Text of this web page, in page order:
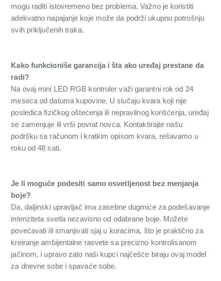
mogu raditi istovremeno bez problema. Važno je koristiti
adekvatno napajanje koje može da podrži ukupnu potrošnju
svih priključenih traka.
Kako funkcioniše garancija i šta ako uređaj prestane da
radi?
Na ovaj mini LED RGB kontroler važi garantni rok od 24
meseca od datuma kupovine. U slučaju kvara koji nije
posledica fizičkog oštećenja ili nepravilnog korišćenja, uređaj
se zamenjuje ili vrši povrat novca. Kontaktirajte našu
podršku sa računom i kratkim opisom kvara, rešavamo u
roku od 48 sati.
Je li moguće podesiti samo osvetljenost bez menjanja
boje?
Da, daljinski upravljač ima zasebne dugmiće za podešavanje
intenziteta svetla nezavisno od odabrane boje. Možete
povećavati ili smanjivati sjaj u koracima, što je praktično za
kreiranje ambijentalne rasvete sa precizno kontrolisanom
jačinom, i upravo zato naši kupci najčešće biraju ovaj model
za dnevne sobe i spavaće sobe.